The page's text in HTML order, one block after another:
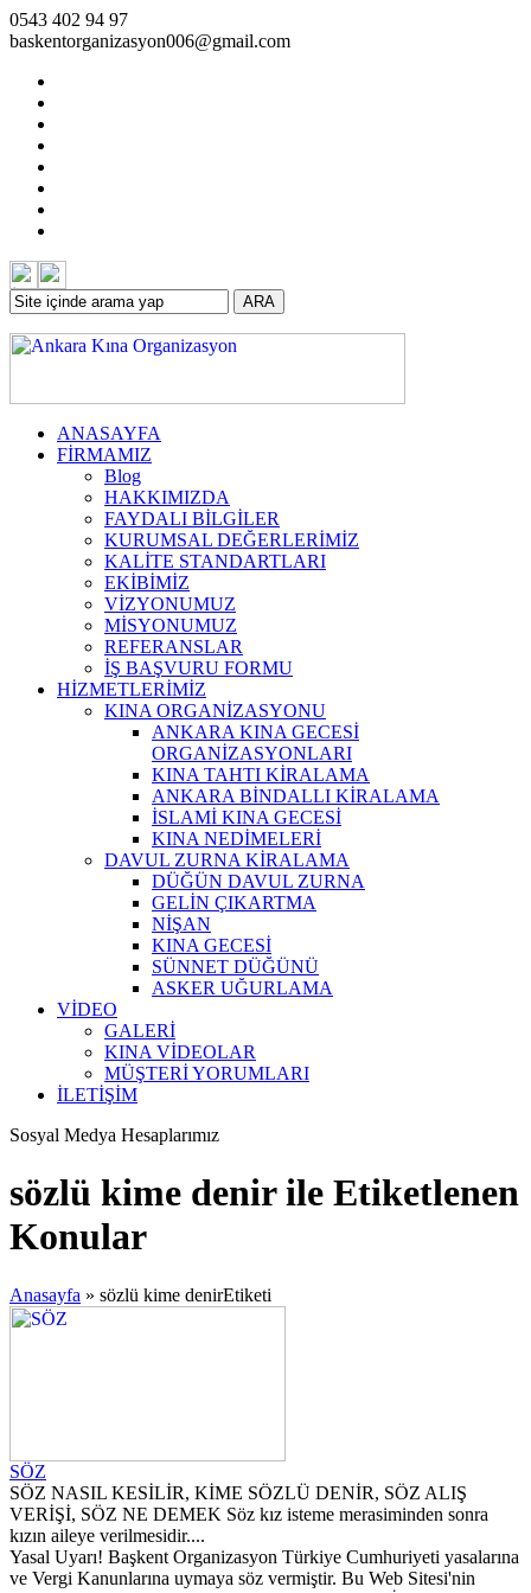
0543 402 94 97
baskentorganizasyon006@gmail.com
ARA
ANASAYFA
FİRMAMIZ
Blog
HAKKIMIZDA
FAYDALI BİLGİLER
KURUMSAL DEĞERLERİMİZ
KALİTE STANDARTLARI
EKİBİMİZ
VİZYONUMUZ
MİSYONUMUZ
REFERANSLAR
İŞ BAŞVURU FORMU
HİZMETLERİMİZ
KINA ORGANİZASYONU
ANKARA KINA GECESİ
ORGANİZASYONLARI
KINA TAHTI KİRALAMA
ANKARA BİNDALLI KİRALAMA
İSLAMİ KINA GECESİ
KINA NEDİMELERİ
DAVUL ZURNA KİRALAMA
DÜĞÜN DAVUL ZURNA
GELİN ÇIKARTMA
NİŞAN
KINA GECESİ
SÜNNET DÜĞÜNÜ
ASKER UĞURLAMA
VİDEO
GALERİ
KINA VİDEOLAR
MÜŞTERİ YORUMLARI
İLETİŞİM
Sosyal Medya Hesaplarımız
sözlü kime denir ile Etiketlenen
Konular
Anasayfa » sözlü kime denirEtiketi
SÖZ
SÖZ NASIL KESİLİR, KİME SÖZLÜ DENİR, SÖZ ALIŞ
VERİŞİ, SÖZ NE DEMEK Söz kız isteme merasiminden sonra
kızın aileye verilmesidir....
Yasal Uyarı! Başkent Organizasyon Türkiye Cumhuriyeti yasalarına
ve Vergi Kanunlarına uymaya söz vermiştir. Bu Web Sitesi'nin